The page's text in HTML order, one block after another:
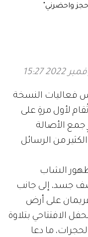
واحضرني"
فعاليات النسخة
تُقام لأول مرةٍ على
الأصالة
من الرسائل
الشاب
جسد، إلى جانب
على أرض
الافتتاحي بتلاوة
13 من سورة الحجرات، ما دعا